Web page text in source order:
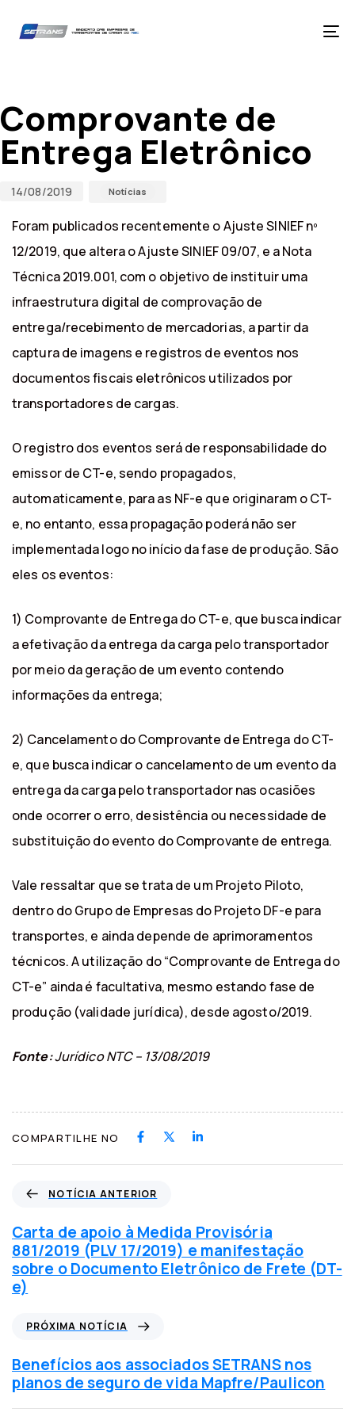
primary
Comprovante de
Entrega Eletrônico
14/08/2019 Notícias
Foram publicados recentemente o Ajuste SINIEF nº
12/2019, que altera o Ajuste SINIEF 09/07, e a Nota
Técnica 2019.001, com o objetivo de instituir uma
infraestrutura digital de comprovação de
entrega/recebimento de mercadorias, a partir da
captura de imagens e registros de eventos nos
documentos fiscais eletrônicos utilizados por
transportadores de cargas.
O registro dos eventos será de responsabilidade do
emissor de CT-e, sendo propagados,
automaticamente, para as NF-e que originaram o CT-
e, no entanto, essa propagação poderá não ser
implementada logo no início da fase de produção. São
eles os eventos:
1) Comprovante de Entrega do CT-e, que busca indicar
a efetivação da entrega da carga pelo transportador
por meio da geração de um evento contendo
informações da entrega;
2) Cancelamento do Comprovante de Entrega do CT-
e, que busca indicar o cancelamento de um evento da
entrega da carga pelo transportador nas ocasiões
onde ocorrer o erro, desistência ou necessidade de
substituição do evento do Comprovante de entrega.
Vale ressaltar que se trata de um Projeto Piloto,
dentro do Grupo de Empresas do Projeto DF-e para
transportes, e ainda depende de aprimoramentos
técnicos. A utilização do “Comprovante de Entrega do
CT-e” ainda é facultativa, mesmo estando fase de
produção (validade jurídica), desde agosto/2019.
Fonte:Jurídico NTC – 13/08/2019
COMPARTILHE NO
t
í
c
i
a
e
r
i
NOTÍCIA ANTERIOR
Carta de apoio à Medida Provisória
881/2019 (PLV 17/2019) e manifestação
sobre o Documento Eletrônico de Frete (DT-
e)
ó
x
i
m
PRÓXIMA NOTÍCIA
Benefícios aos associados SETRANS nos
planos de seguro de vida Mapfre/Paulicon